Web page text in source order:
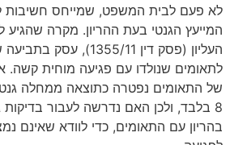
לא פעם לבית המשפט, שמייחס חשיבות
המייעץ הגנטי בעת ההריון. מקרה
העליון (פסק דין 1355/11),
לתאומים שנולדו עם פגיעה מוחית קשה.
של התאומים נפטרה כתוצאה ממחלה
8 בלבד, ולכן האם נדרשה לעבור בדיקות
בהריון עם התאומים, כדי לוודא שאינם